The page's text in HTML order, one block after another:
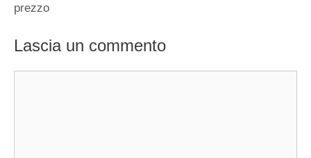
prezzo
Lascia un commento